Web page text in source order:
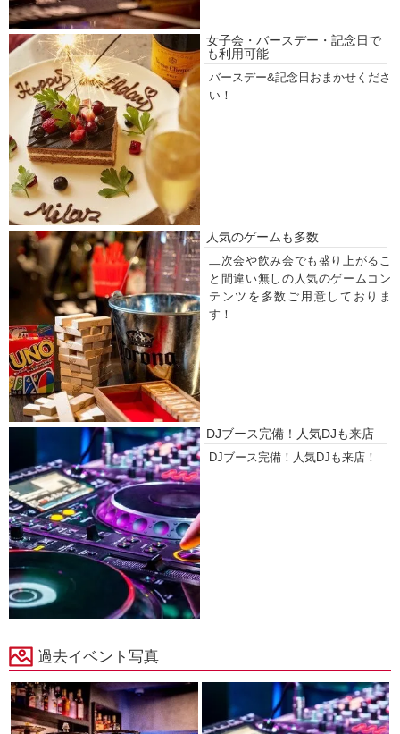
女子会・バースデー・記念日で
も利用可能
バースデー&記念日おまかせくださ
い！
人気のゲームも多数
二次会や飲み会でも盛り上がるこ
と間違い無しの人気のゲームコン
テンツを多数ご用意しておりま
す！
DJブース完備！人気DJも来店
DJブース完備！人気DJも来店！
過去イベント写真